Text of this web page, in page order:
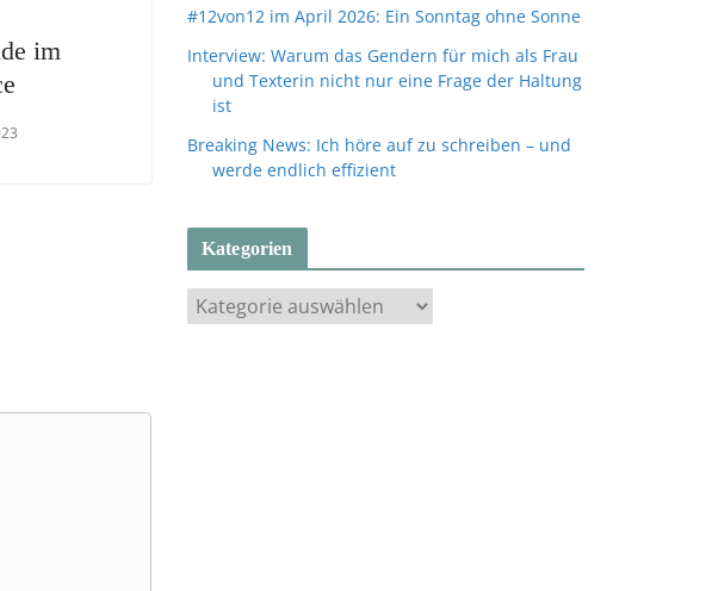
im
#12von12 im April 2026: Ein Sonntag ohne Sonne
Interview: Warum das Gendern für mich als Frau
und Texterin nicht nur eine Frage der Haltung
ist
Breaking News: Ich höre auf zu schreiben – und
werde endlich effizient
Kategorien
a